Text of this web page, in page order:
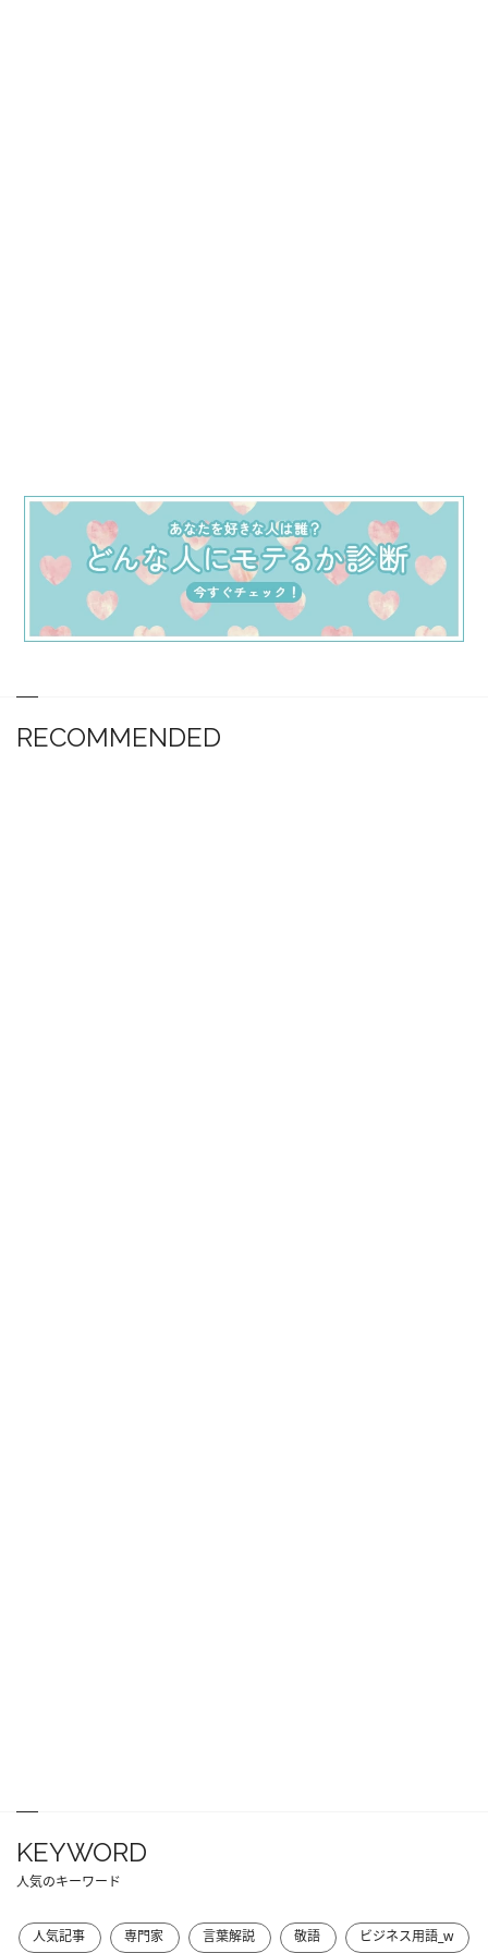
RECOMMENDED
KEYWORD
人気のキーワード
人気記事 専門家 言葉解説 敬語
ビジネス用語_w